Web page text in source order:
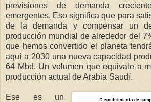
previsiones de demanda
emergentes. Eso significa que para
de la demanda y compensar un
producción mundial de alrededor del
que hemos convertido el planeta
aquí a 2030 una nueva capacidad
64 Mbd. Un volumen que equivale a
producción actual de Arabia Saudí.
Ese es un